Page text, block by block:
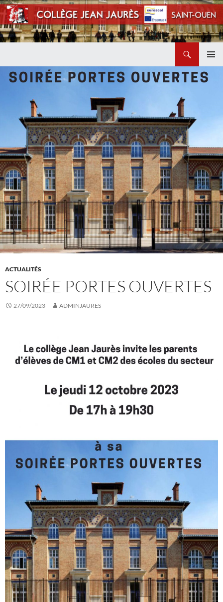
MENU
AU
CONTENU
ACTUALITÉS
SOIRÉE PORTES OUVERTES
27/09/2023 ADMINJAURES